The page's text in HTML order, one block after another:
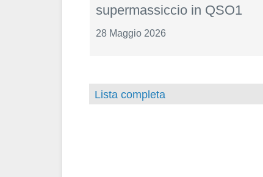
supermassiccio in QSO1
28 Maggio 2026
Lista completa